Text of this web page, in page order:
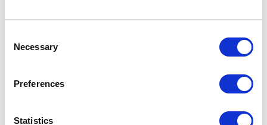
Necessary
Preferences
Statistics
飯田橋駅（東京メトロ南北線）構内のお忘れ物総合取扱所もしくは東京メ
トロお客様センターまでお問いあわせください。
要町駅からの運賃・のりかえ検索